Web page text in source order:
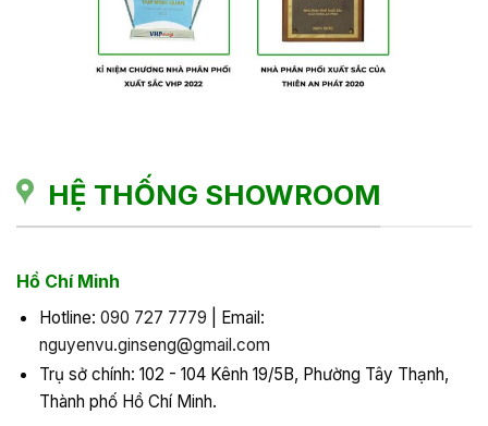
HỆ THỐNG SHOWROOM
Hồ Chí Minh
Hotline: 090 727 7779 | Email:
nguyenvu.ginseng@gmail.com
Trụ sở chính: 102 - 104 Kênh 19/5B, Phường Tây Thạnh,
Thành phố Hồ Chí Minh.